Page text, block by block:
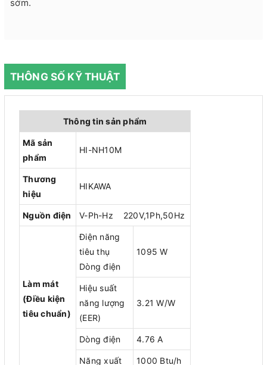
sớm.
THÔNG SỐ KỸ THUẬT
Thông tin sản phẩm
Mã sản
phẩm
HI-NH10M
Thương
hiệu
HIKAWA
Nguồn điện V-Ph-Hz 220V,1Ph,50Hz
Làm mát
(Điều kiện
tiêu chuẩn)
Điện năng
tiêu thụ
Dòng điện
1095 W
Hiệu suất
năng lượng
(EER)
3.21 W/W
Dòng điện 4.76 A
Năng xuất 1000 Btu/h